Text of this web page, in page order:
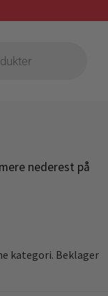
nederest på
kategori. Beklager